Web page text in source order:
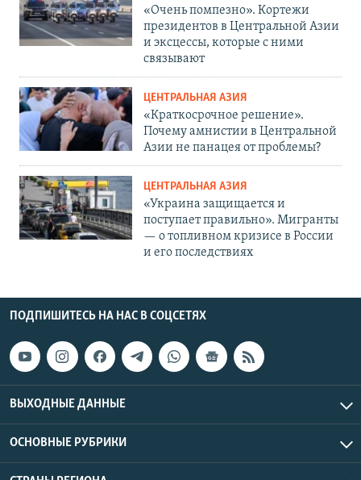
«Очень помпезно». Кортежи
президентов в Центральной Азии
и эксцессы, которые с ними
связывают
ЦЕНТРАЛЬНАЯ АЗИЯ
«Краткосрочное решение».
Почему амнистии в Центральной
Азии не панацея от проблемы?
ЦЕНТРАЛЬНАЯ АЗИЯ
«Украина защищается и
поступает правильно». Мигранты
— о топливном кризисе в России
и его последствиях
ПОДПИШИТЕСЬ НА НАС В СОЦСЕТЯХ
ВЫХОДНЫЕ ДАННЫЕ
ОСНОВНЫЕ РУБРИКИ